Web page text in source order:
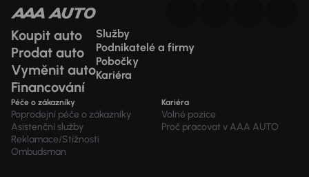
Koupit auto
Prodat auto
Vyměnit auto
Financování
Služby
Podnikatelé a firmy
Pobočky
Kariéra
Péče o zákazníky
Poprodejní péče o zákazníky
Asistenční služby
Reklamace/Stížnosti
Ombudsman
Kariéra
Volné pozice
Proč pracovat v AAA AUTO